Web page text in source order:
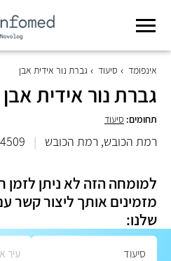
אינפומד סיעוד גברת נור אידית אבן
גברת נור אידית אבן
תחומים: סיעוד
רמת הכובש, רמת הכובש |
למומחה הזה לא ניתן לזמן
מזמינים אותך ליצור קשר
שלנו: